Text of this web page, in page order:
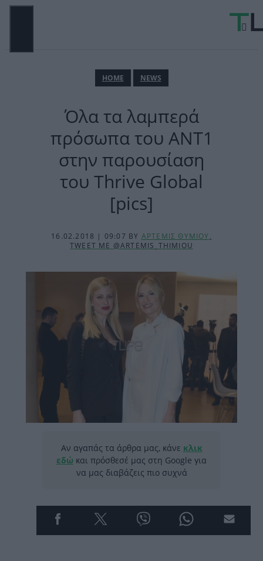
Μετάβαση
ΗΟΜΕ NEWS
Όλα τα λαμπερά
πρόσωπα του ΑΝΤ1
στην παρουσίαση
του Thrive Global
[pics]
16.02.2018 | 09:07 BY ΑΡΤΕΜΙΣ ΘΥΜΙΟΥ,
TWEET ME @ARTEMIS_THIMIOU
Αν αγαπάς τα άρθρα μας, κάνε κλικ
εδώ και πρόσθεσέ μας στη Google για
να μας διαβάζεις πιο συχνά